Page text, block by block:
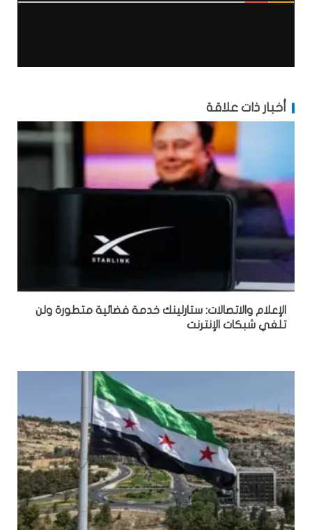
أخبار ذات علاقة
الإعلام والاتصالات: ستارلينك خدمة فضائية متطورة ولن
تلغي شبكات الإنترنت